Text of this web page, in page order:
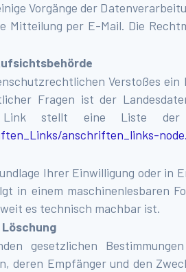
Vorgänge der
Mitteilung per E-Mail. Die
Verstoßes
Fragen ist der
stellt eine Liste der
anschriften_links-
Ihrer Einwilligung oder
in einem maschinenlesbaren
es technisch machbar ist.
gesetzlichen
deren Empfänger und den